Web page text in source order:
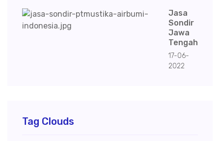
Jasa
Sondir
Jawa
Tengah
17-06-
2022
Tag Clouds